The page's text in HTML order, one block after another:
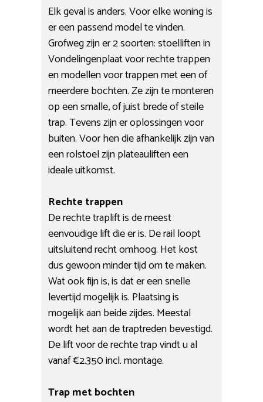
Elk geval is anders. Voor elke woning is
er een passend model te vinden.
Grofweg zijn er 2 soorten: stoelliften in
Vondelingenplaat voor rechte trappen
en modellen voor trappen met een of
meerdere bochten. Ze zijn te monteren
op een smalle, of juist brede of steile
trap. Tevens zijn er oplossingen voor
buiten. Voor hen die afhankelijk zijn van
een rolstoel zijn plateauliften een
ideale uitkomst.
Rechte trappen
De rechte traplift is de meest
eenvoudige lift die er is. De rail loopt
uitsluitend recht omhoog. Het kost
dus gewoon minder tijd om te maken.
Wat ook fijn is, is dat er een snelle
levertijd mogelijk is. Plaatsing is
mogelijk aan beide zijdes. Meestal
wordt het aan de traptreden bevestigd.
De lift voor de rechte trap vindt u al
vanaf €2.350 incl. montage.
Trap met bochten